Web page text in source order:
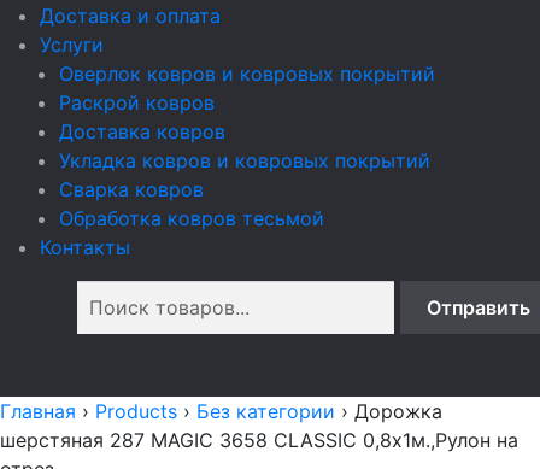
Доставка и оплата
Услуги
Оверлок ковров и ковровых покрытий
Раскрой ковров
Доставка ковров
Укладка ковров и ковровых покрытий
Сварка ковров
Обработка ковров тесьмой
Контакты
Главная › Products › Без категории › Дорожка
шерстяная 287 MAGIC 3658 CLASSIC 0,8х1м.,Рулон на